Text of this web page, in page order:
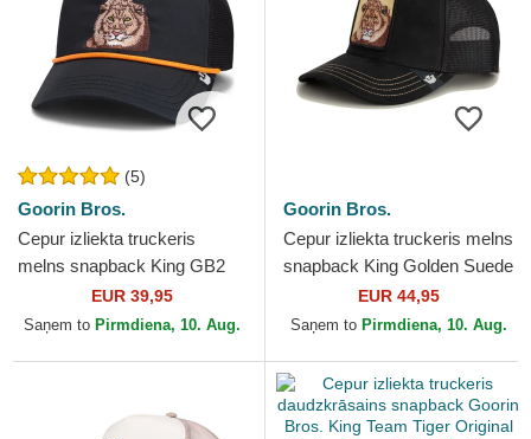
(5)
Goorin Bros.
Cepur izliekta truckeris
melns snapback King GB2
Lion The Rocker The Farm
no Goorin Bros.
EUR 39,95
Saņem to Pirmdiena, 10. Aug.
Goorin Bros.
Cepur izliekta truckeris melns
snapback King Golden Suede
The Farm no Goorin Bros.
EUR 44,95
Saņem to Pirmdiena, 10. Aug.